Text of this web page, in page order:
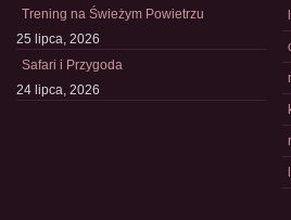
Trening na Świeżym Powietrzu
25 lipca, 2026
Safari i Przygoda
24 lipca, 2026